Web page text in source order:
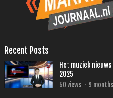
Recent Posts
Het muziek
2025
50 views · 9